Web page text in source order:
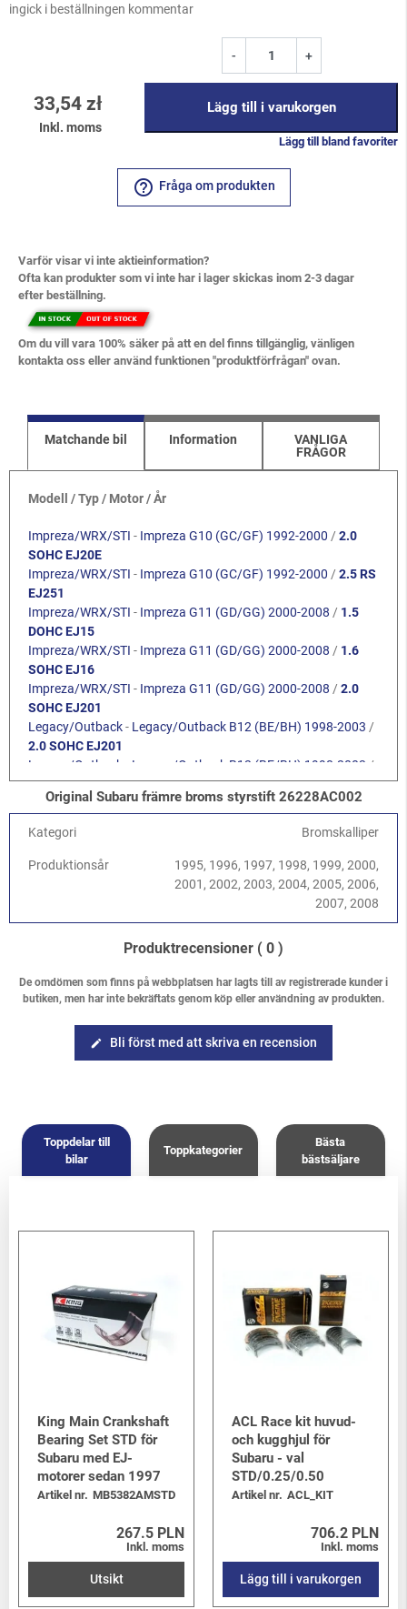
ingick i beställningen kommentar
33,54 zł
Inkl. moms
- +
Lägg till i varukorgen
Lägg till bland favoriter
help_outline Fråga om produkten
Varför visar vi inte aktieinformation?
Ofta kan produkter som vi inte har i lager skickas inom 2-3 dagar
efter beställning.
Om du vill vara 100% säker på att en del finns tillgänglig, vänligen
kontakta oss eller använd funktionen "produktförfrågan" ovan.
Matchande bil Information
VANLIGA
FRÅGOR
Modell / Typ / Motor / År
Impreza/WRX/STI - Impreza G10 (GC/GF) 1992-2000 /2.0
SOHC EJ20E
Impreza/WRX/STI - Impreza G10 (GC/GF) 1992-2000 /2.5 RS
EJ251
Impreza/WRX/STI - Impreza G11 (GD/GG) 2000-2008 / 1.5
DOHC EJ15
Impreza/WRX/STI - Impreza G11 (GD/GG) 2000-2008 / 1.6
SOHC EJ16
Impreza/WRX/STI - Impreza G11 (GD/GG) 2000-2008 /2.0
SOHC EJ201
Legacy/Outback- Legacy/Outback B12 (BE/BH) 1998-2003 /
2.0 SOHC EJ201
Legacy/Outback
Legacy/Outback B12 (BE/BH) 1998-2003 /
2.5 SOHC EJ251
Legacy/Outback-Legacy/Outback B12 (BE/BH) 1998-2003
Forester-
2.0 SOHC
Forester-Forester S10 (SF) 1997-2002/2.5 SOHC
Forester S10 (SF) 1997-2002/2.0 Turbo
Original Subaru främre broms styrstift 26228AC002
Kategori Bromskalliper
Produktionsår
1995, 1996, 1997, 1998, 1999, 2000,
2001, 2002, 2003, 2004, 2005, 2006,
2007, 2008
Produktrecensioner ( 0 )
De omdömen som finns på webbplatsen har lagts till av registrerade kunder i
butiken, men har inte bekräftats genom köp eller användning av produkten.
edit Bli först med att skriva en recension
Toppdelar till
bilar
Toppkategorier
Bästa
bästsäljare
King Main Crankshaft
Bearing Set STD för
Subaru med EJ-
motorer sedan 1997
Artikel nr. MB5382AMSTD
267.5 PLN
Inkl. moms
Utsikt
ACL Race kit huvud-
och kugghjul för
Subaru - val
STD/0.25/0.50
Artikel nr. ACL_KIT
706.2 PLN
Inkl. moms
Lägg till i varukorgen